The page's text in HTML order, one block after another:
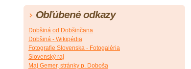
Obľúbené odkazy
Dobšiná od Dobšinčana
Dobšiná - Wikipédia
Fotografie Slovenska - Fotogaléria
Slovenský raj
Maj Gemer, stránky p. Doboša